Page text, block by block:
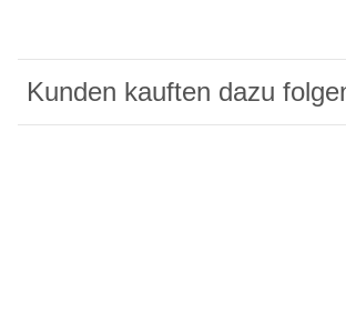
Kunden kauften dazu